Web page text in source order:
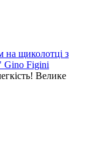
на щиколотці з
Gino Figini
Велике